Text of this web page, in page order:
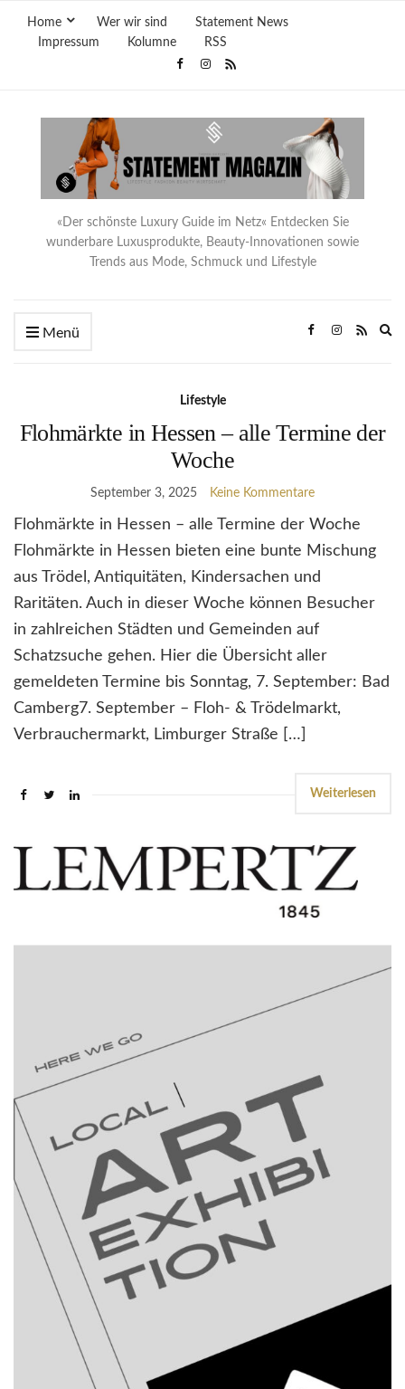
Home Wer wir sind
Statement News
Impressum
Kolumne RSS
«Der schönste Luxury Guide im Netz« Entdecken Sie
wunderbare Luxusprodukte, Beauty-Innovationen sowie
Trends aus Mode, Schmuck und Lifestyle
Menü
Lifestyle
Flohmärkte in Hessen – alle Termine der
Woche
September 3, 2025 Keine Kommentare
Flohmärkte in Hessen – alle Termine der Woche
Flohmärkte in Hessen bieten eine bunte Mischung
aus Trödel, Antiquitäten, Kindersachen und
Raritäten. Auch in dieser Woche können Besucher
in zahlreichen Städten und Gemeinden auf
Schatzsuche gehen. Hier die Übersicht aller
gemeldeten Termine bis Sonntag, 7. September: Bad
Camberg7. September – Floh- & Trödelmarkt,
Verbrauchermarkt, Limburger Straße […]
Weiterlesen